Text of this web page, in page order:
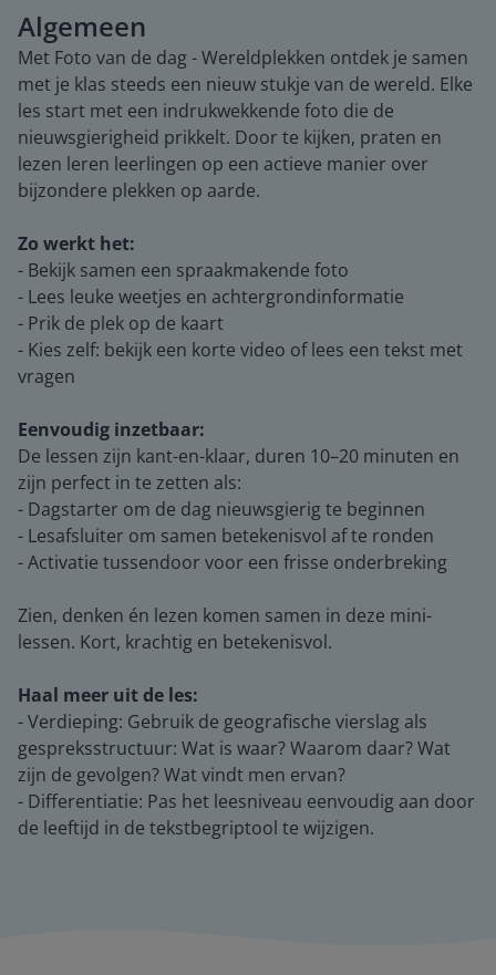
Algemeen
Met Foto van de dag - Wereldplekken ontdek je samen
met je klas steeds een nieuw stukje van de wereld. Elke
les start met een indrukwekkende foto die de
nieuwsgierigheid prikkelt. Door te kijken, praten en
lezen leren leerlingen op een actieve manier over
bijzondere plekken op aarde.
Zo werkt het:
- Bekijk samen een spraakmakende foto
- Lees leuke weetjes en achtergrondinformatie
- Prik de plek op de kaart
- Kies zelf: bekijk een korte video of lees een tekst met
vragen
Eenvoudig inzetbaar:
De lessen zijn kant-en-klaar, duren 10–20 minuten en
zijn perfect in te zetten als:
- Dagstarter om de dag nieuwsgierig te beginnen
- Lesafsluiter om samen betekenisvol af te ronden
- Activatie tussendoor voor een frisse onderbreking
Zien, denken én lezen komen samen in deze mini-
lessen. Kort, krachtig en betekenisvol.
Haal meer uit de les:
- Verdieping: Gebruik de geografische vierslag als
gespreksstructuur: Wat is waar? Waarom daar? Wat
zijn de gevolgen? Wat vindt men ervan?
- Differentiatie: Pas het leesniveau eenvoudig aan door
de leeftijd in de tekstbegriptool te wijzigen.